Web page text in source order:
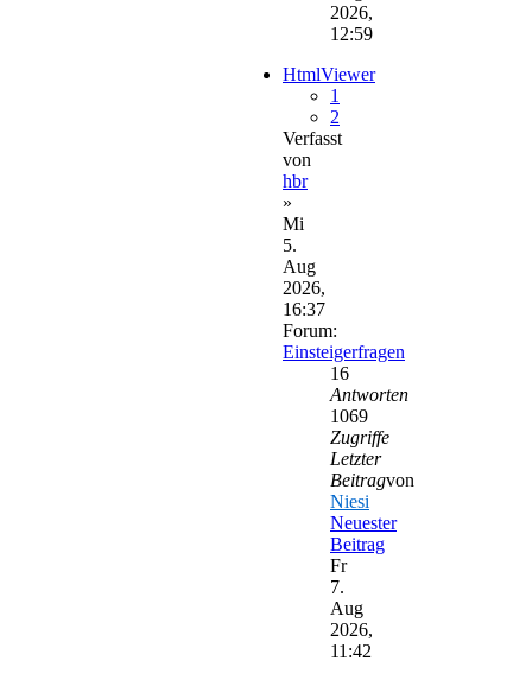
2026,
12:59
HtmlViewer
1
2
Verfasst
von
hbr
»
Mi
5.
Aug
2026,
16:37
Forum:
Einsteigerfragen
16
Antworten
1069
Zugriffe
Letzter
Beitragvon
Niesi
Neuester
Beitrag
Fr
7.
Aug
2026,
11:42